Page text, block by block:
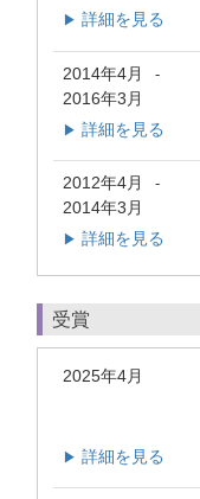
▶ 詳細を見る
2014年4月 -
2016年3月
▶ 詳細を見る
2012年4月 -
2014年3月
▶ 詳細を見る
受賞
2025年4月
▶ 詳細を見る